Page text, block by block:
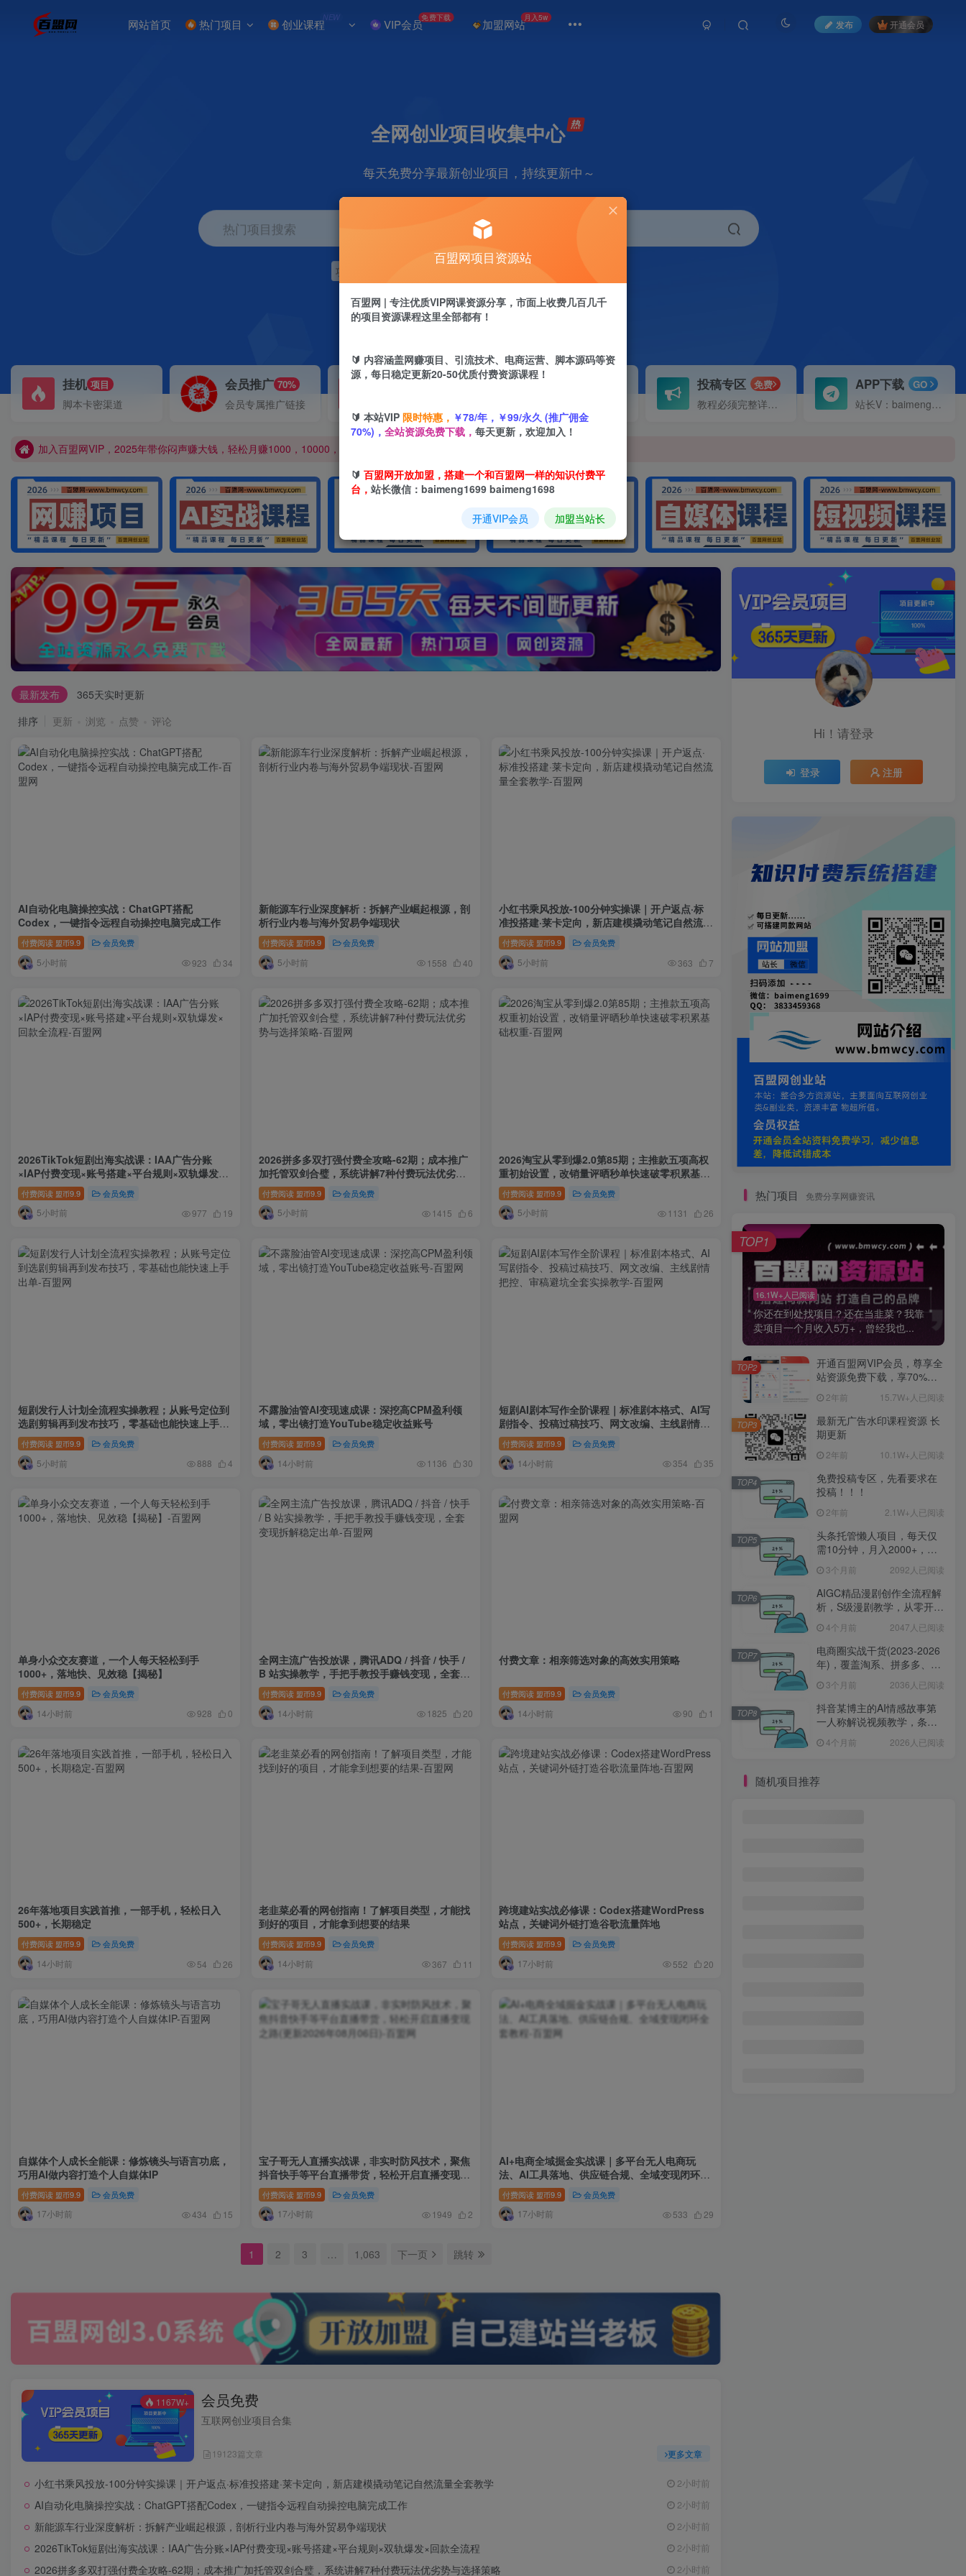
网站首页 热门项目 创业课程NEW VIP会员免费下载 加盟网站月入5w
发布 开通会员
全网创业项目收集中心
每天免费分享最新创业项目，持续更新中～
热门项目搜索
项目
挂机 项目
脚本卡密渠道
会员推广 70%
会员专属推广链接
开通VIP 抢先 加盟站长 投稿专区 免费
教程必须完整详细！
APP下载 GO
站长V：baimeng1699
加入百盟网VIP，2025年带你闷声赚大钱，轻松月赚1000，10000，100000+，甚至更多
【百盟网】找项目 + 低成本创业 + 减少信息差 + 见识各种项目 + 提升网创认知。
加入百盟网VIP，2025年带你闷声赚大钱，轻松月赚1000，10000，100000+，甚至更多
【百盟网】找项目 + 低成本创业 + 减少信息差 + 见识各种项目 + 提升网创认知。
最新发布
365天实时更新
排序
更新 浏览 点赞 评论
AI自动化电脑操控实战：ChatGPT搭配
Codex，一键指令远程自动操控电脑完成工作
付费阅读 盟币9.9 会员免费
5小时前 923 34
新能源车行业深度解析：拆解产业崛起根源，剖
析行业内卷与海外贸易争端现状
付费阅读 盟币9.9 会员免费
5小时前 1558 40
小红书乘风投放-100分钟实操课｜开户返点·标
准投搭建·莱卡定向，新店建模撬动笔记自然流量
全套教学
付费阅读 盟币9.9 会员免费
5小时前 363 7
2026TikTok短剧出海实战课：IAA广告分账
×IAP付费变现×账号搭建×平台规则×双轨爆发×
回款全流程
付费阅读 盟币9.9 会员免费
5小时前 977 19
2026拼多多双打强付费全攻略-62期；成本推广
加托管双剑合璧，系统讲解7种付费玩法优劣势
与选择策略
付费阅读 盟币9.9 会员免费
5小时前 1415 6
2026淘宝从零到爆2.0第85期；主推款五项高权
重初始设置，改销量评晒秒单快速破零积累基础
权重
付费阅读 盟币9.9 会员免费
5小时前 1131 26
短剧发行人计划全流程实操教程；从账号定位到
选剧剪辑再到发布技巧，零基础也能快速上手出
单付费阅读 盟币9.9 会员免费
5小时前 888 4
不露脸油管AI变现速成课：深挖高CPM盈利领
域，零出镜打造YouTube稳定收益账号
付费阅读 盟币9.9 会员免费
14小时前 1136 30
短剧AI剧本写作全阶课程｜标准剧本格式、AI写
剧指令、投稿过稿技巧、网文改编、主线剧情把
控、审稿避坑全套实操教学
付费阅读 盟币9.9 会员免费
14小时前 354 35
单身小众交友赛道，一个人每天轻松到手
1000+，落地快、见效稳【揭秘】
付费阅读 盟币9.9 会员免费
14小时前 928 0
全网主流广告投放课，腾讯ADQ / 抖音 / 快手 /
B 站实操教学，手把手教投手赚钱变现，全套变
现拆解稳定出单
付费阅读 盟币9.9 会员免费
14小时前 1825 20
付费文章：相亲筛选对象的高效实用策略
付费阅读 盟币9.9 会员免费
14小时前 90 1
26年落地项目实践首推，一部手机，轻松日入
500+，长期稳定
付费阅读 盟币9.9 会员免费
14小时前 54 26
老韭菜必看的网创指南！了解项目类型，才能找
到好的项目，才能拿到想要的结果
付费阅读 盟币9.9 会员免费
14小时前 367 11
跨境建站实战必修课：Codex搭建WordPress
站点，关键词外链打造谷歌流量阵地
付费阅读 盟币9.9 会员免费
17小时前 552 20
自媒体个人成长全能课：修炼镜头与语言功底，
巧用AI做内容打造个人自媒体IP
付费阅读 盟币9.9 会员免费
17小时前 434 15
宝子哥无人直播实战课，非实时防风技术，聚焦
抖音快手等平台直播带货，轻松开启直播变现之
路(更新2026年08月06日)
付费阅读 盟币9.9 会员免费
17小时前 1949 2
AI+电商全域掘金实战课｜多平台无人电商玩
法、AI工具落地、供应链合规、全域变现闭环全
套教程
付费阅读 盟币9.9 会员免费
17小时前 533 29
1 2 3 … 1,063 下一页 跳转
1167W+ 会员免费
互联网创业项目合集
19123篇文章 更多文章
小红书乘风投放-100分钟实操课｜开户返点·标准投搭建·莱卡定向，新店建模撬动笔记自然流量全套教学 2小时前
AI自动化电脑操控实战：ChatGPT搭配Codex，一键指令远程自动操控电脑完成工作 2小时前
新能源车行业深度解析：拆解产业崛起根源，剖析行业内卷与海外贸易争端现状 2小时前
2026TikTok短剧出海实战课：IAA广告分账×IAP付费变现×账号搭建×平台规则×双轨爆发×回款全流程 2小时前
2026拼多多双打强付费全攻略-62期；成本推广加托管双剑合璧，系统讲解7种付费玩法优劣势与选择策略 2小时前
Hi！请登录
登录 注册
热门项目 免费分享网赚资讯
16.1W+人已阅读
你还在到处找项目？还在当韭菜？我靠
卖项目一个月收入5万+，曾经我也...
TOP1
开通百盟网VIP会员，尊享全
站资源免费下载，享70%的
惠】2年前 15.7W+人已阅读
TOP2
最新无广告水印课程资源 长
期更新
2年前 10.1W+人已阅读
TOP3
免费投稿专区，先看要求在
投稿！！！
2年前 2.1W+人已阅读
TOP4
头条托管懒人项目，每天仅
需10分钟，月入2000+，纯
【揭秘】
3个月前 2092人已阅读
TOP5
AIGC精品漫剧创作全流程解
析，S级漫剧教学，从零开始
4个月前 2047人已阅读
TOP6
电商圈实战干货(2023-2026
年)，覆盖淘系、拼多多、抖
电商人避开坑、提效率、稳
盈利(更新4月)
3个月前 2036人已阅读
TOP7
抖音某博主的AI情感故事第
一人称解说视频教学，条条
4个月前 2026人已阅读
TOP8
随机项目推荐
百盟网项目资源站
百盟网 | 专注优质VIP网课资源分享，市面上收费几百几千
的项目资源课程这里全部都有！
🔰 内容涵盖网赚项目、引流技术、电商运营、脚本源码等资
源，每日稳定更新20-50优质付费资源课程！
🔰 本站VIP 限时特惠， ￥78/年，￥99/永久 (推广佣金
70%)， 全站资源免费下载， 每天更新，欢迎加入！
🔰 百盟网开放加盟，搭建一个和百盟网一样的知识付费平
台， 站长微信：baimeng1699 baimeng1698
开通VIP会员 加盟当站长